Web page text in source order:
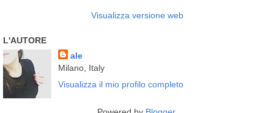
Visualizza versione web
L'AUTORE
ale
Milano, Italy
Visualizza il mio profilo completo